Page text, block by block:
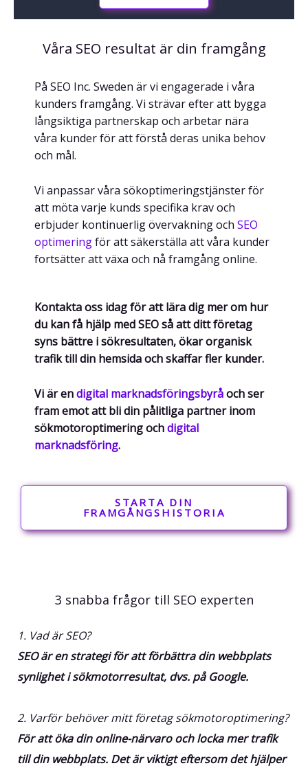
Våra SEO resultat är din framgång
På SEO Inc. Sweden är vi engagerade i våra
kunders framgång. Vi strävar efter att bygga
långsiktiga partnerskap och arbetar nära
våra kunder för att förstå deras unika behov
och mål.
Vi anpassar våra sökoptimeringstjänster för
att möta varje kunds specifika krav och
erbjuder kontinuerlig övervakning och SEO
optimeringför att säkerställa att våra kunder
fortsätter att växa och nå framgång online.
Kontakta oss idag för att lära dig mer om hur
du kan få hjälp med SEO så att ditt företag
syns bättre i sökresultaten, ökar organisk
trafik till din hemsida och skaffar fler kunder.
Vi är endigital marknadsföringsbyråoch ser
fram emot att bli din pålitliga partner inom
sökmotoroptimering ochdigital
marknadsföring.
STARTA DIN
FRAMGÅNGSHISTORIA
3 snabba frågor till SEO experten
1. Vad är SEO?
SEO är en strategi för att förbättra din webbplats
synlighet i sökmotorresultat, dvs. på Google.
2. Varför behöver mitt företag sökmotoroptimering?
För att öka din online-närvaro och locka mer trafik
till din webbplats. Det är viktigt eftersom det hjälper